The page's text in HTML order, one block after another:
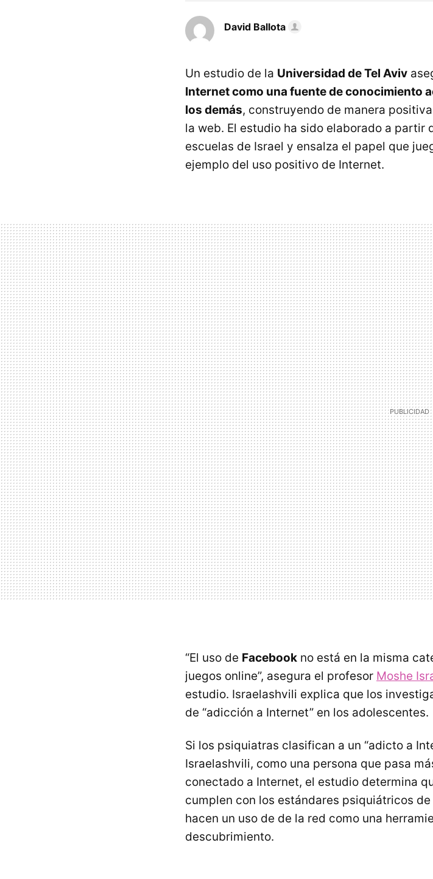
David Ballota
Un estudio de la Universidad de Tel Aviv
Internet como una fuente de conocimiento
los demás, construyendo de manera
la web. El estudio ha sido elaborado a partir
escuelas de Israel y ensalza el papel que
ejemplo del uso positivo de Internet.
“El uso de Facebook no está en la misma
juegos online”, asegura el profesor Moshe
estudio. Israelashvili explica que los
de “adicción a Internet” en los adolescentes.
Si los psiquiatras clasifican a un “adicto a
Israelashvili, como una persona que pasa
conectado a Internet, el estudio determina
cumplen con los estándares psiquiátricos
hacen un uso de de la red como una
descubrimiento.